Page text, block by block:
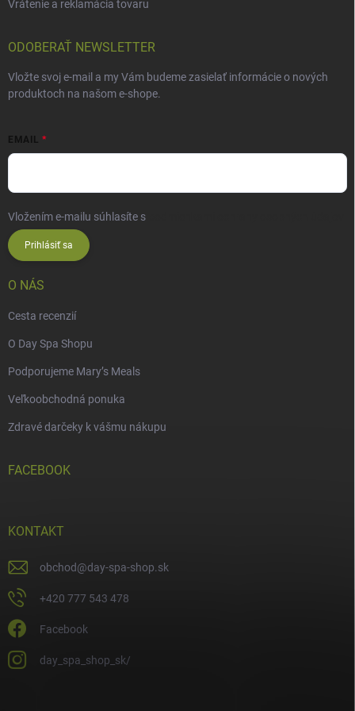
Vrátenie a reklamácia tovaru
ODOBERAŤ NEWSLETTER
Vložte svoj e-mail a my Vám budeme zasielať informácie o nových
produktoch na našom e-shope.
EMAIL
Vložením e-mailu súhlasíte s
Prihlásiť sa
O NÁS
Cesta recenzií
O Day Spa Shopu
Podporujeme Mary’s Meals
Veľkoobchodná ponuka
Zdravé darčeky k vášmu nákupu
FACEBOOK
KONTAKT
obchod@day-spa-shop.sk
+420 777 543 478
Facebook
day_spa_shop_sk/